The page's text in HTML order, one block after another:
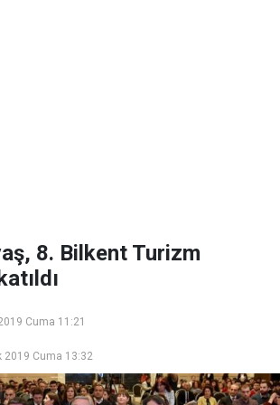
8. Bilkent Turizm
Cuma 11:21
2019 Cuma 13:32